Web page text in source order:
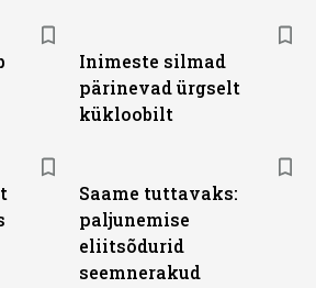
Inimeste silmad
pärinevad ürgselt
kükloobilt
Saame tuttavaks:
paljunemise
eliitsõdurid
seemnerakud